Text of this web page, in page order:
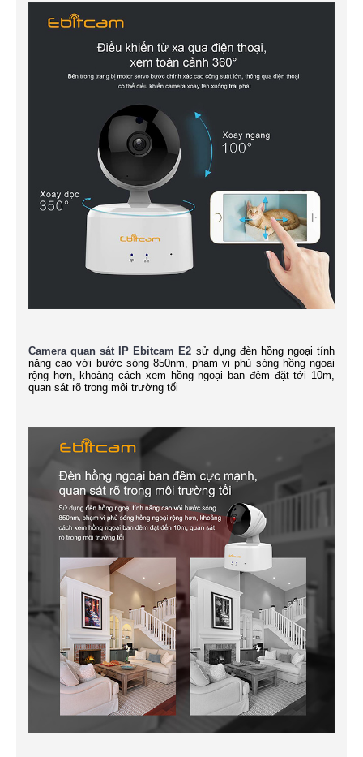
Camera quan sát IP Ebitcam E2 sử dụng đèn hồng ngoại tính
năng cao với bước sóng 850nm, phạm vi phủ sóng hồng ngoại
rộng hơn, khoảng cách xem hồng ngoại ban đêm đặt tới 10m,
quan sát rõ trong môi trường tối